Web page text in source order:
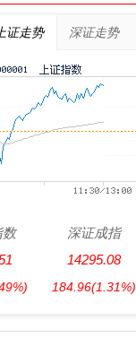
上证走势 深证走势
数
深证成指
14295.08
184.96(1.31%)